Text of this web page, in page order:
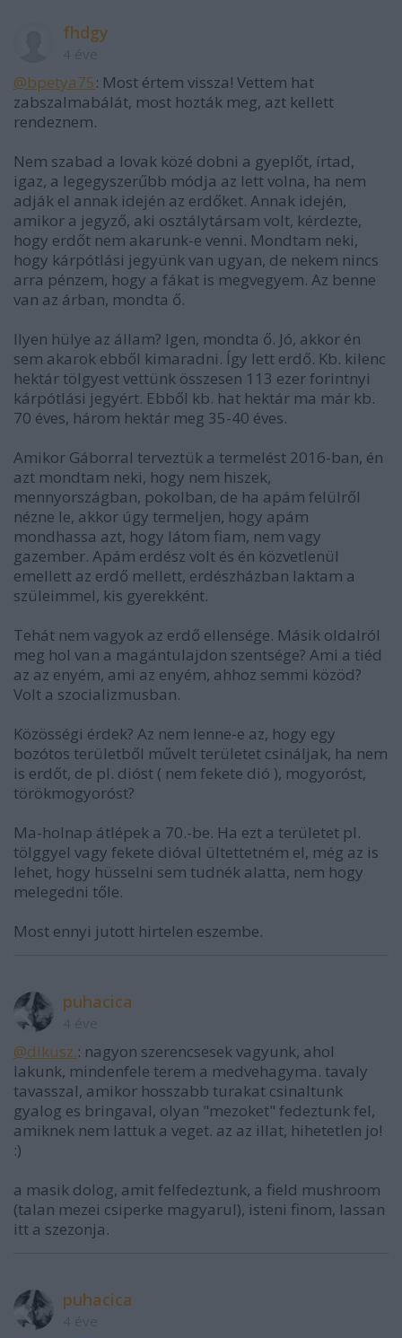
fhdgy
@bpetya75: Most értem vissza! Vettem hat
zabszalmabálát, most hozták meg, azt kellett
rendeznem.
Nem szabad a lovak közé dobni a gyeplőt, írtad,
igaz, a legegyszerűbb módja az lett volna, ha nem
adják el annak idején az erdőket. Annak idején,
amikor a jegyző, aki osztálytársam volt, kérdezte,
hogy erdőt nem akarunk-e venni. Mondtam neki,
hogy kárpótlási jegyünk van ugyan, de nekem nincs
arra pénzem, hogy a fákat is megvegyem. Az benne
van az árban, mondta ő.
Ilyen hülye az állam? Igen, mondta ő. Jó, akkor én
sem akarok ebből kimaradni. Így lett erdő. Kb. kilenc
hektár tölgyest vettünk összesen 113 ezer forintnyi
kárpótlási jegyért. Ebből kb. hat hektár ma már kb.
70 éves, három hektár meg 35-40 éves.
Amikor Gáborral terveztük a termelést 2016-ban, én
azt mondtam neki, hogy nem hiszek,
mennyországban, pokolban, de ha apám felülről
nézne le, akkor úgy termeljen, hogy apám
mondhassa azt, hogy látom fiam, nem vagy
gazember. Apám erdész volt és én közvetlenül
emellett az erdő mellett, erdészházban laktam a
szüleimmel, kis gyerekként.
Tehát nem vagyok az erdő ellensége. Másik oldalról
meg hol van a magántulajdon szentsége? Ami a tiéd
az az enyém, ami az enyém, ahhoz semmi közöd?
Volt a szocializmusban.
Közösségi érdek? Az nem lenne-e az, hogy egy
bozótos területből művelt területet csináljak, ha nem
is erdőt, de pl. dióst ( nem fekete dió ), mogyoróst,
törökmogyoróst?
Ma-holnap átlépek a 70.-be. Ha ezt a területet pl.
tölggyel vagy fekete dióval ültettetném el, még az is
lehet, hogy hüsselni sem tudnék alatta, nem hogy
melegedni tőle.
Most ennyi jutott hirtelen eszembe.
puhacica
@dikusz.: nagyon szerencsesek vagyunk, ahol
lakunk, mindenfele terem a medvehagyma. tavaly
tavasszal, amikor hosszabb turakat csinaltunk
gyalog es bringaval, olyan "mezoket" fedeztunk fel,
amiknek nem lattuk a veget. az az illat, hihetetlen jo!
:)
a masik dolog, amit felfedeztunk, a field mushroom
(talan mezei csiperke magyarul), isteni finom, lassan
itt a szezonja.
puhacica